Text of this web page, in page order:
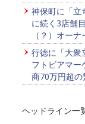
神保町に「立
に続く3店舗
（？）オー
行徳に「大衆
フトビアマー
商70万円超の
ヘッドライン一